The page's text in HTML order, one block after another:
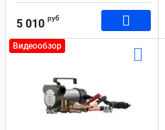
5 010 руб
Видеообзор